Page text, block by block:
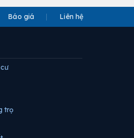
Báo giá Liên hệ
trọ